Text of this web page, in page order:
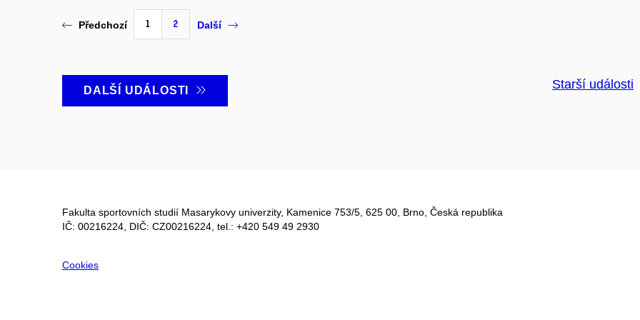
Předchozí 1 2 Další
DALŠÍ UDÁLOSTI Starší události
Fakulta sportovních studií Masarykovy univerzity, Kamenice 753/5​, 625 00, Brno, Česká republika
IČ: 00216224, DIČ: CZ00216224, tel.: +420 549 49 2930
Cookies